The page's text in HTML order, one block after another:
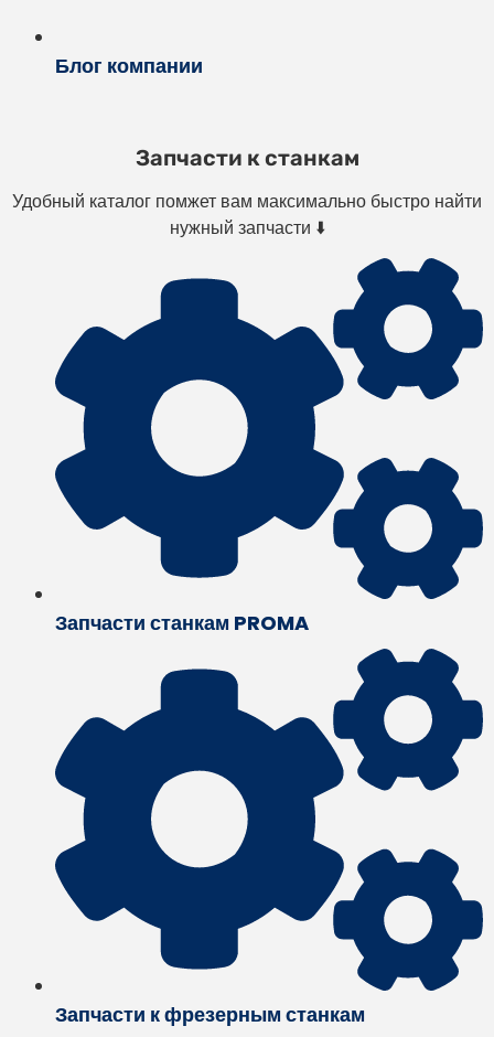
Блог компании
Запчасти к станкам
Удобный каталог помжет вам максимально быстро найти
нужный запчасти ⬇️
Запчасти станкам PROMA
Запчасти к фрезерным станкам